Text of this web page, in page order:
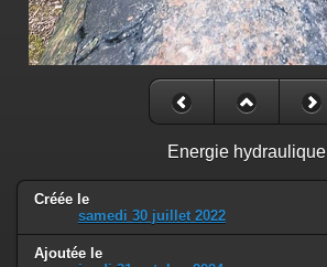
Energie hydraulique
Créée le
samedi 30 juillet 2022
Ajoutée le